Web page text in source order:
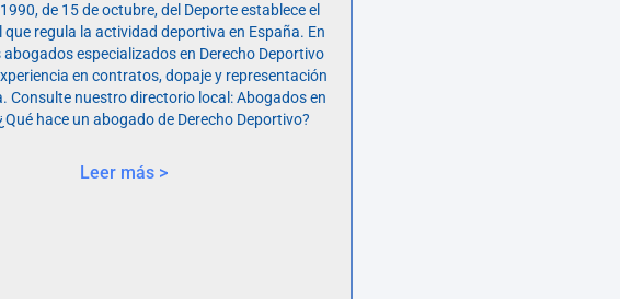
de 15 de octubre, del Deporte establece el
que regula la actividad deportiva en España. En
abogados especializados en Derecho Deportivo
en contratos, dopaje y representación
Consulte nuestro directorio local: Abogados en
hace un abogado de Derecho Deportivo?
Leer más >